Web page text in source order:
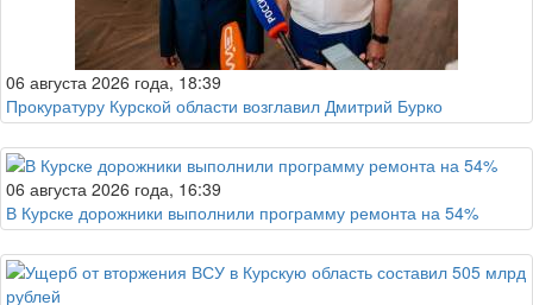
06 августа 2026 года, 18:39
Прокуратуру Курской области возглавил Дмитрий Бурко
06 августа 2026 года, 16:39
В Курске дорожники выполнили программу ремонта на 54%